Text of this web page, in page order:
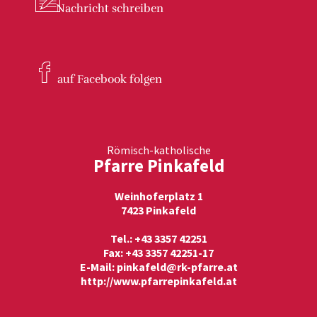
Nachricht schreiben
auf Facebook folgen
Römisch-katholische
Pfarre Pinkafeld
Weinhoferplatz 1
7423 Pinkafeld
Tel.: +43 3357 42251
Fax: +43 3357 42251-17
E-Mail: pinkafeld@rk-pfarre.at
http://www.pfarrepinkafeld.at